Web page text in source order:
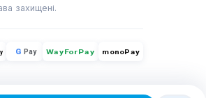
захищені.
G Pay WayForPay monoPay